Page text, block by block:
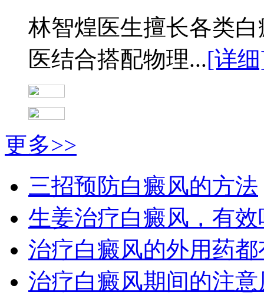
林智煌医生擅长各类
医结合搭配物理...[详
更多>>
三招预防白癜风的方法
生姜治疗白癜风，有效
治疗白癜风的外用药
治疗白癜风期间的注意